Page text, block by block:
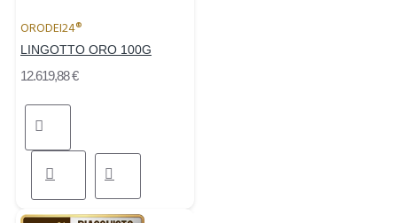
ORODEI24®
LINGOTTO ORO 100G
12.619,88 €